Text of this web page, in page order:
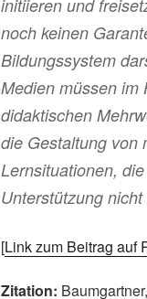
initiieren und
noch keinen
Bildungssystem
Medien müssen im
didaktischen
die Gestaltung von
Lernsituationen,
Unterstützung
[Link zum Beitrag auf
Zitation: